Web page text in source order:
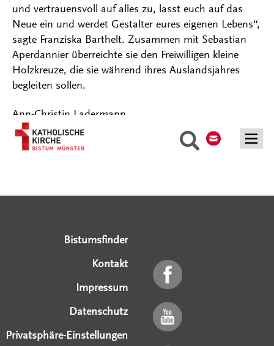
Suche
und vertrauensvoll auf alles zu, lasst euch auf das
Neue ein und werdet Gestalter eures eigenen Lebens“,
sagte Franziska Barthelt. Zusammen mit Sebastian
Aperdannier überreichte sie den Freiwilligen kleine
Holzkreuze, die sie während ihres Auslandsjahres
begleiten sollen.
Ann-Christin Ladermann
Bistumsfinder
Kontakt
Impressum
Datenschutz
Privatsphäre-Einstellungen